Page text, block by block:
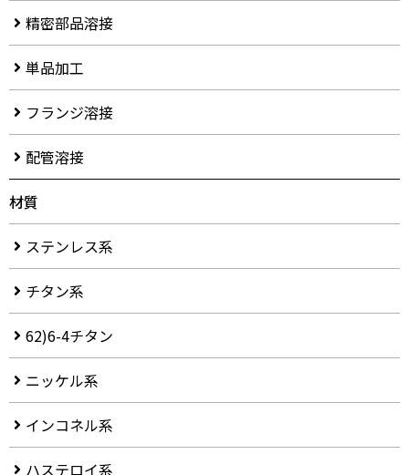
精密部品溶接
単品加工
フランジ溶接
配管溶接
材質
ステンレス系
チタン系
62)6-4チタン
ニッケル系
インコネル系
ハステロイ系